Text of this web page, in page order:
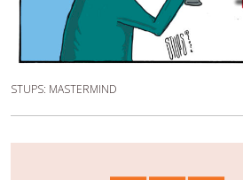
STUPS: MASTERMIND